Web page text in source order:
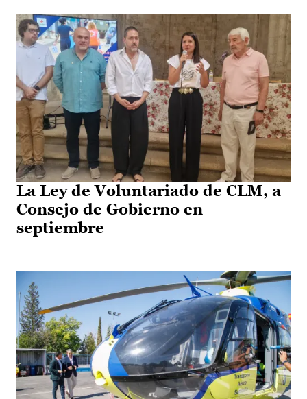
La Ley de Voluntariado de CLM, a
Consejo de Gobierno en
septiembre